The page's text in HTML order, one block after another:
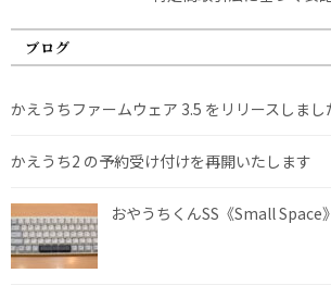
ブログ
かえうちファームウェア 3.5 をリリースしまし
かえうち2 の予約受け付けを再開いたします
おやうちくんSS《Small Space